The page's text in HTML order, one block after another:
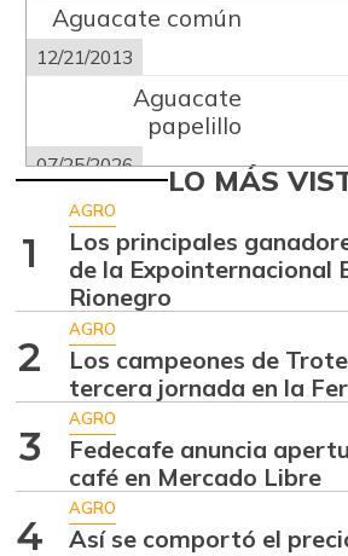
Aguacate común
12/21/2013
Aguacate
papelillo
07/25/2026
07/25/2026
Ajo
07/25/2026
Alas de pollo sin
costillar
07/25/2026
Apio
07/25/2026
LO MÁS
1
AGRO
Los principales
de la Expointernacional
Rionegro
2
AGRO
Los campeones de
tercera jornada en la
3
AGRO
Fedecafe anuncia
café en Mercado Libre
4
AGRO
Así se comportó el